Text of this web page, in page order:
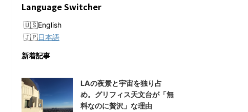
Language Switcher
English
日本語
新着記事
LAの夜景と宇宙を独り占
め。グリフィス天文台が「無
料なのに贅沢」な理由